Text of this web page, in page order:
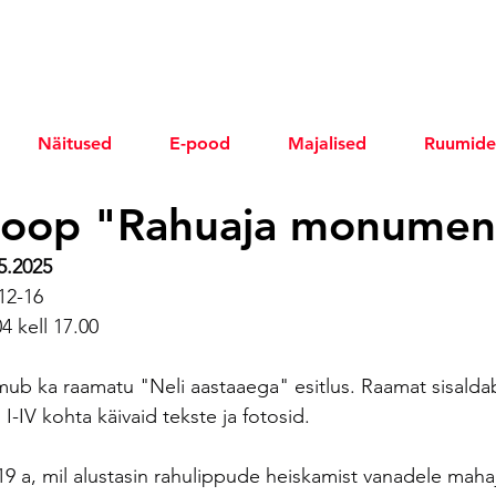
Näitused E-pood Majalised
"Rahuaja
16
kell 17.00
ka raamatu "Neli aastaaega" esitlus. Raamat
IV kohta käivaid tekste ja fotosid.
a, mil alustasin rahulippude heiskamist vanadele